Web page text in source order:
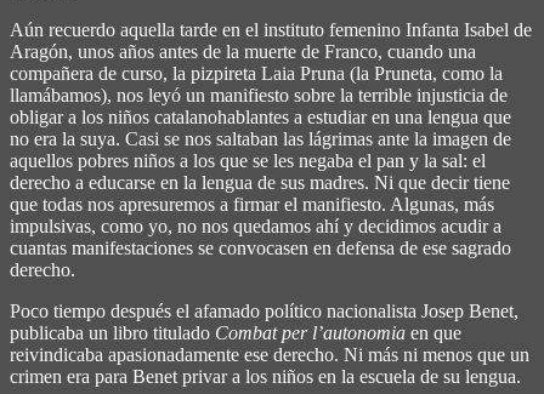
Aún recuerdo aquella tarde en el instituto femenino Infanta Isabel de
Aragón, unos años antes de la muerte de Franco, cuando una
compañera de curso, la pizpireta Laia Pruna (la Pruneta, como la
llamábamos), nos leyó un manifiesto sobre la terrible injusticia de
obligar a los niños catalanohablantes a estudiar en una lengua que
no era la suya. Casi se nos saltaban las lágrimas ante la imagen de
aquellos pobres niños a los que se les negaba el pan y la sal: el
derecho a educarse en la lengua de sus madres. Ni que decir tiene
que todas nos apresuremos a firmar el manifiesto. Algunas, más
impulsivas, como yo, no nos quedamos ahí y decidimos acudir a
cuantas manifestaciones se convocasen en defensa de ese sagrado
derecho.
Poco tiempo después el afamado político nacionalista Josep Benet,
publicaba un libro titulado Combat per l’autonomia en que
reivindicaba apasionadamente ese derecho. Ni más ni menos que un
crimen era para Benet privar a los niños en la escuela de su lengua.